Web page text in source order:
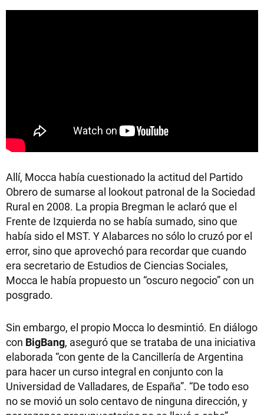
Allí, Mocca había cuestionado la actitud del Partido
Obrero de sumarse al lookout patronal de la Sociedad
Rural en 2008. La propia Bregman le aclaró que el
Frente de Izquierda no se había sumado, sino que
había sido el MST. Y Alabarces no sólo lo cruzó por el
error, sino que aprovechó para recordar que cuando
era secretario de Estudios de Ciencias Sociales,
Mocca le había propuesto un “oscuro negocio” con un
posgrado.
Sin embargo, el propio Mocca lo desmintió. En diálogo
con BigBang, aseguró que se trataba de una iniciativa
elaborada “con gente de la Cancillería de Argentina
para hacer un curso integral en conjunto con la
Universidad de Valladares, de España”. “De todo eso
no se movió un solo centavo de ninguna dirección, y